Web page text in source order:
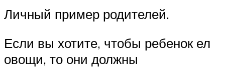
Личный пример родителей.
Если вы хотите, чтобы ребенок ел
овощи, то они должны